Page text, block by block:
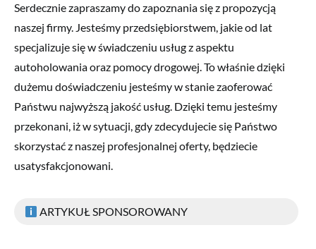
Serdecznie zapraszamy do zapoznania się z propozycją
naszej firmy. Jesteśmy przedsiębiorstwem, jakie od lat
specjalizuje się w świadczeniu usług z aspektu
autoholowania oraz pomocy drogowej. To właśnie dzięki
dużemu doświadczeniu jesteśmy w stanie zaoferować
Państwu najwyższą jakość usług. Dzięki temu jesteśmy
przekonani, iż w sytuacji, gdy zdecydujecie się Państwo
skorzystać z naszej profesjonalnej oferty, będziecie
usatysfakcjonowani.
ARTYKUŁ SPONSOROWANY